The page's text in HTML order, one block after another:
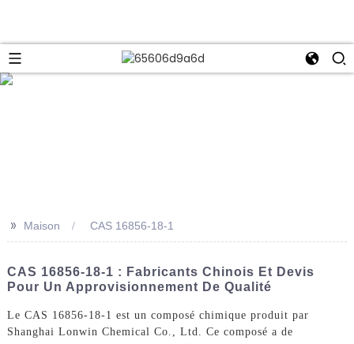
>> Maison CAS 16856-18-1
CAS 16856-18-1 : Fabricants Chinois Et Devis
Pour Un Approvisionnement De Qualité
Le CAS 16856-18-1 est un composé chimique produit par
Shanghai Lonwin Chemical Co., Ltd. Ce composé a de